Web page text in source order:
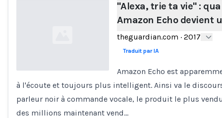
"Alexa, trie ta vie" :
Amazon Echo devient
theguardian.com · 2017
Traduit par IA
Amazon Echo est
à l'écoute et toujours plus intelligent. Ainsi va le
parleur noir à commande vocale, le produit le plus
des millions maintenant vend…